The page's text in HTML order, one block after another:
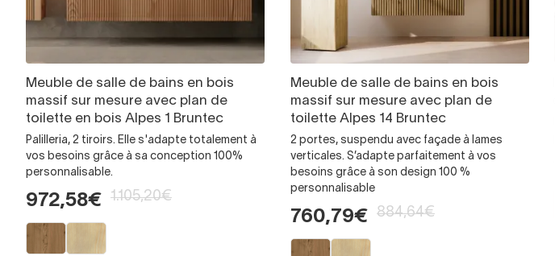
Meuble de salle de bains en bois
massif sur mesure avec plan de
toilette en bois Alpes 1 Bruntec
Palilleria, 2 tiroirs. Elle s'adapte totalement à
vos besoins grâce à sa conception 100%
personnalisable.
972,58€ 1.105,20€
Meuble de salle de bains en bois
massif sur mesure avec plan de
toilette Alpes 14 Bruntec
2 portes, suspendu avec façade à lames
verticales. S’adapte parfaitement à vos
besoins grâce à son design 100 %
personnalisable
760,79€ 884,64€